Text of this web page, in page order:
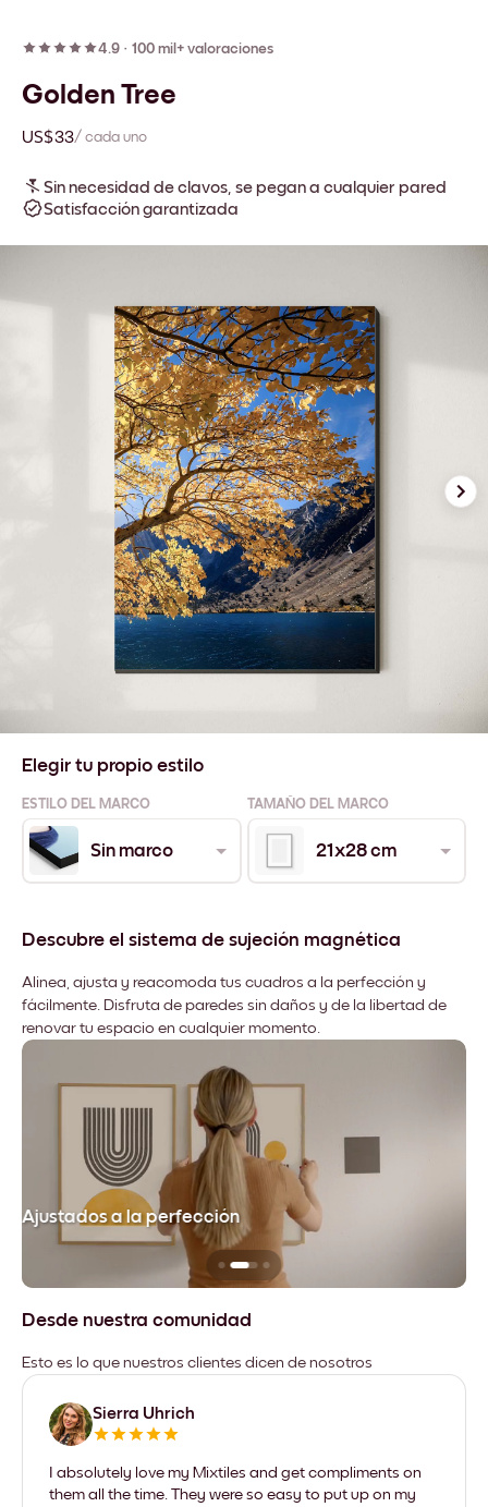
4.9 · 100 mil+ valoraciones
Golden Tree
US$33/ cada uno
Sin necesidad de clavos, se pegan a cualquier pared
Satisfacción garantizada
Elegir tu propio estilo
ESTILO DEL MARCO TAMAÑO DEL MARCO
Sin marco 21x28 cm
Descubre el sistema de sujeción magnética
Alinea, ajusta y reacomoda tus cuadros a la perfección y
fácilmente. Disfruta de paredes sin daños y de la libertad de
renovar tu espacio en cualquier momento.
Ajustados a la perfección
Desde nuestra comunidad
Esto es lo que nuestros clientes dicen de nosotros
Sierra Uhrich
I absolutely love my Mixtiles and get compliments on
them all the time. They were so easy to put up on my